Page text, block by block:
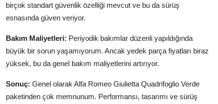
birçok standart güvenlik özelliği mevcut ve bu da sürüş
esnasında güven veriyor.
Bakım Maliyetleri: Periyodik bakımlar düzenli yapıldığında
büyük bir sorun yaşamıyorum. Ancak yedek parça fiyatları biraz
yüksek, bu da genel bakım maliyetlerini artırıyor.
Sonuç: Genel olarak Alfa Romeo Giulietta Quadrifoglio Verde
paketinden çok memnunum. Performansı, tasarımı ve sürüş